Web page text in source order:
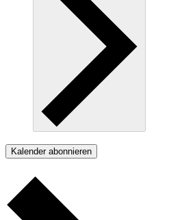
Kalender abonnieren